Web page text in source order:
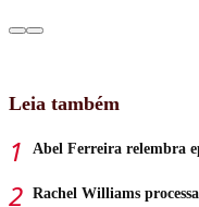
Leia também
Abel Ferreira relembra
Rachel Williams